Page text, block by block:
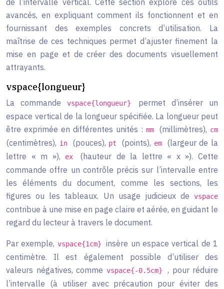
de l’intervalle vertical. Cette section explore ces outils
avancés, en expliquant comment ils fonctionnent et en
fournissant des exemples concrets d’utilisation. La
maîtrise de ces techniques permet d’ajuster finement la
mise en page et de créer des documents visuellement
attrayants.
vspace{longueur}
La commande vspace{longueur} permet d’insérer un
espace vertical de la longueur spécifiée. La longueur peut
être exprimée en différentes unités : mm (millimètres), cm
(centimètres), in (pouces), pt (points), em (largeur de la
lettre « m »),
ex (hauteur de la lettre « x »). Cette
commande offre un contrôle précis sur l’intervalle entre
les éléments du document, comme les sections, les
figures ou les tableaux. Un usage judicieux de
vspace
contribue à une mise en page claire et aérée, en guidant le
regard du lecteur à travers le document.
Par exemple, vspace{1cm}insère un espace vertical de 1
centimètre. Il est également possible d’utiliser des
valeurs négatives, comme vspace{-0.5cm} , pour réduire
l’intervalle (à utiliser avec précaution pour éviter des